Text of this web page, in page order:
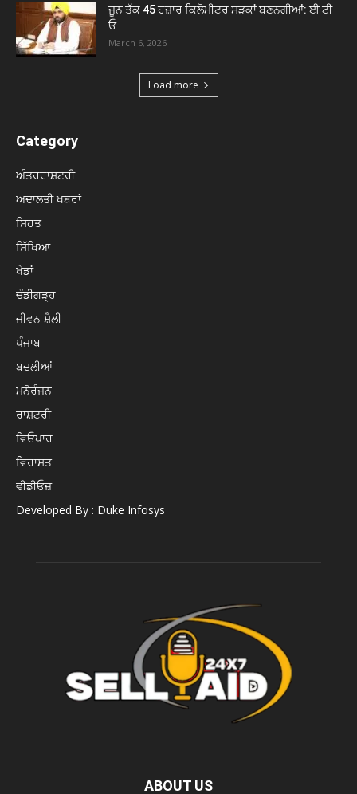
ਜੂਨ ਤੱਕ 45 ਹਜ਼ਾਰ ਕਿਲੋਮੀਟਰ ਸੜਕਾਂ ਬਣਨਗੀਆਂ: ਈ ਟੀ
ਓ
March 6, 2026
Load more
Category
ਅੰਤਰਰਾਸ਼ਟਰੀ
ਅਦਾਲਤੀ ਖਬਰਾਂ
ਸਿਹਤ
ਸਿੱਖਿਆ
ਖੇਡਾਂ
ਚੰਡੀਗੜ੍ਹ
ਜੀਵਨ ਸ਼ੈਲੀ
ਪੰਜਾਬ
ਬਦਲੀਆਂ
ਮਨੋਰੰਜਨ
ਰਾਸ਼ਟਰੀ
ਵਿਓਪਾਰ
ਵਿਰਾਸਤ
ਵੀਡੀਓਜ਼
Developed By : Duke Infosys
ABOUT US